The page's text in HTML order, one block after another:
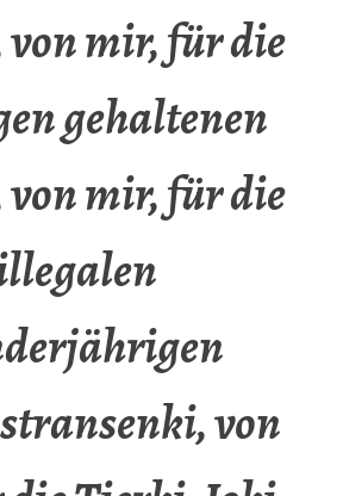
mir, für die
gehaltenen
mir, für die
von